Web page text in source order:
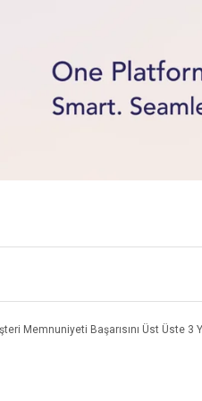
Memnuniyeti Başarısını Üst Üste 3